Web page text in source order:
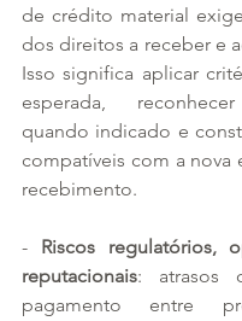
de crédito material
dos direitos a receber e
Isso significa aplicar
esperada,
quando indicado e
compatíveis com a nova
recebimento.
- Riscos regulatórios,
reputacionais: atrasos
pagamento entre